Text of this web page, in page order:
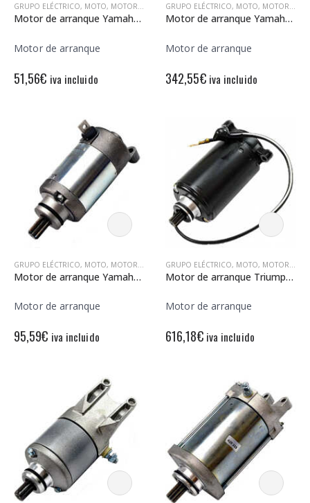
GRUPO ELÉCTRICO, MOTO, MOTORES DE ARRANQUE
Motor de arranque Yamaha MT 125 12V – 9 Dientes – Rotación izquierda
Motor de arranque
51,56€ iva incluido
GRUPO ELÉCTRICO, MOTO, MOTORES DE ARRANQUE
Motor de arranque Yamaha XVZ 1300 12V – 9 Dientes – Rotación derecha
Motor de arranque
342,55€ iva incluido
GRUPO ELÉCTRICO, MOTO, MOTORES DE ARRANQUE
Motor de arranque Yamaha WRF250 12V – 9 Dientes – Rotación derecha
Motor de arranque
95,59€ iva incluido
GRUPO ELÉCTRICO, MOTO, MOTORES DE ARRANQUE
Motor de arranque Triumph Daytona 12V / 0.70 Kw – 10 Dientes – Rotación derecha
Motor de arranque
616,18€ iva incluido